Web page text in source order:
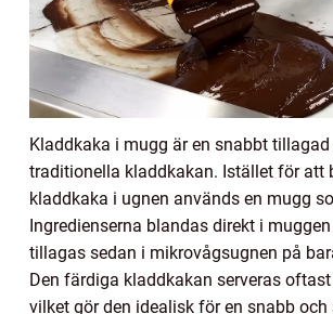
Kladdkaka i mugg är en snabbt
traditionella kladdkakan. Istället för att
kladdkaka i ugnen används en mugg
Ingredienserna blandas direkt i
tillagas sedan i mikrovågsugnen på
Den färdiga kladdkakan serveras
vilket gör den idealisk för en snabb